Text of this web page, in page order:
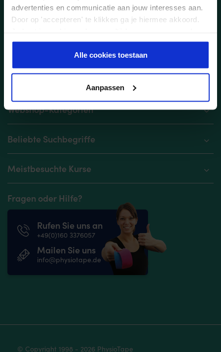
advertenties en communicatie aan jouw interesses aan.
Door op 'accepteren' te klikken ga je hiermee akkoord.
er meer over in onsprivacy beleid.
Alle cookies toestaan
Aanpassen
Daten umgehen und welche Rechte Sie haben.
Anmelden
Webshop-Kategorien
Beliebte Suchbegriffe
Meistbesuchte Kurse
Fragen oder Hilfe?
Rufen Sie uns an
+49(0)160 3376057
Mailen Sie uns
info@physiotape.de
© Copyright 1998 - 2026 PhysioTape